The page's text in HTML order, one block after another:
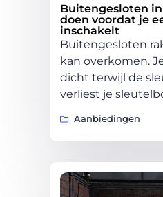
Buitengesloten
doen voordat je
inschakelt
Buitengesloten
kan overkomen.
dicht terwijl de
verliest je
Aanbiedingen